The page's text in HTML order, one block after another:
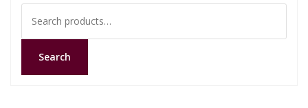
for:
Search